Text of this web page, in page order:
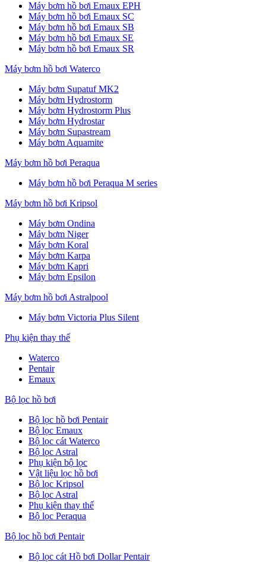
Máy bơm hồ bơi Emaux EPH
Máy bơm hồ bơi Emaux SC
Máy bơm hồ bơi Emaux SB
Máy bơm hồ bơi Emaux SE
Máy bơm hồ bơi Emaux SR
Máy bơm hồ bơi Waterco
Máy bơm Supatuf MK2
Máy bơm Hydrostorm
Máy bơm Hydrostorm Plus
Máy bơm Hydrostar
Máy bơm Supastream
Máy bơm Aquamite
Máy bơm hồ bơi Peraqua
Máy bơm hồ bơi Peraqua M series
Máy bơm hồ bơi Kripsol
Máy bơm Ondina
Máy bơm Niger
Máy bơm Koral
Máy bơm Karpa
Máy bơm Kapri
Máy bơm Epsilon
Máy bơm hồ bơi Astralpool
Máy bơm Victoria Plus Silent
Phụ kiện thay thế
Waterco
Pentair
Emaux
Bộ lọc hồ bơi
Bộ lọc hồ bơi Pentair
Bộ lọc Emaux
Bộ lọc cát Waterco
Bộ lọc Astral
Phụ kiện bộ lọc
Vật liệu lọc hồ bơi
Bộ lọc Kripsol
Bộ lọc Astral
Phụ kiện thay thế
Bộ lọc Peraqua
Bộ lọc hồ bơi Pentair
Bộ lọc cát Hồ bơi Dollar Pentair